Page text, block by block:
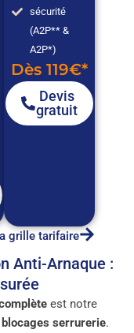
sécurité
(A2P** &
A2P*)
Dès 119€*
Devis
gratuit
grille tarifaire
Anti-Arnaque :
est notre
blocages serrurerie.